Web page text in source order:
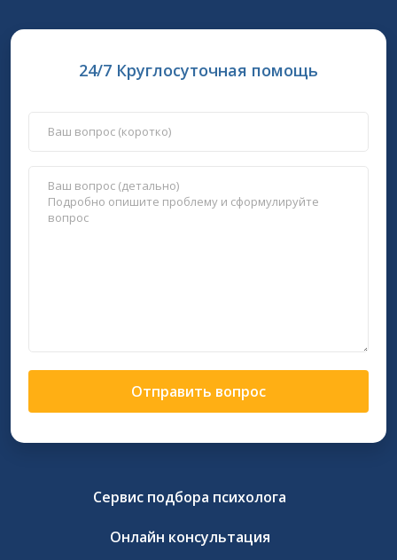
24/7 Круглосуточная помощь
Отправить вопрос
Сервис подбора психолога
Онлайн консультация